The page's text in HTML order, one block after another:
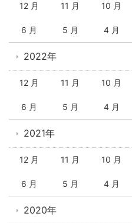
12 月 11 月 10 月
6 月 5 月 4 月
2022年
12 月 11 月 10 月
6 月 5 月 4 月
2021年
12 月 11 月 10 月
6 月 5 月 4 月
2020年